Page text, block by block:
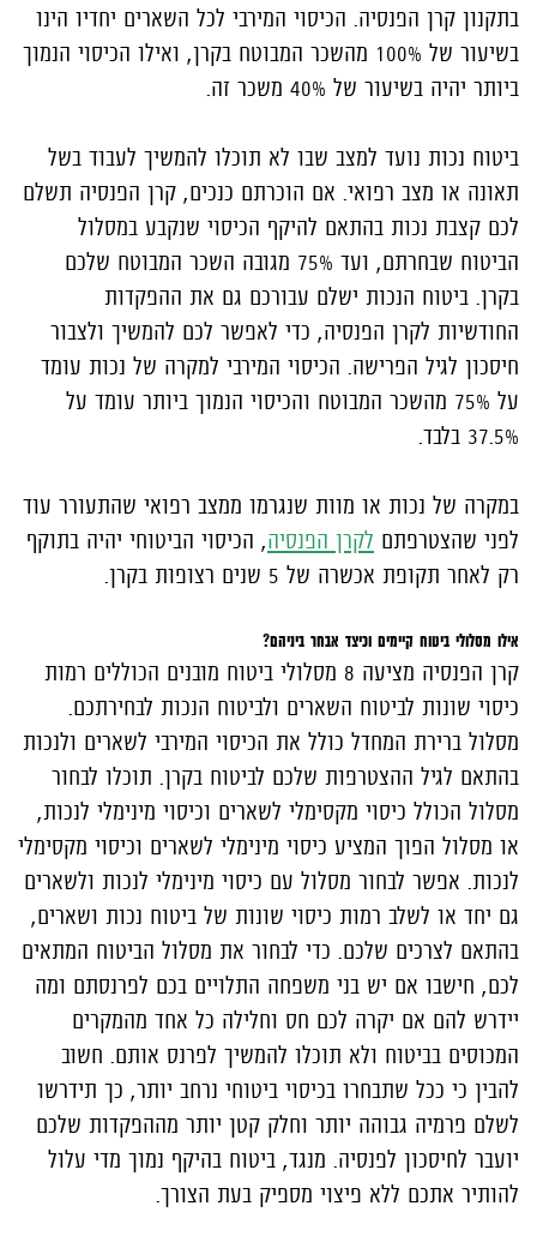
בתקנון קרן הפנסיה. הכיסוי המירבי לכל השארים יחדיו הינו
בשיעור של 100% מהשכר המבוטח בקרן, ואילו הכיסוי הנמוך
ביותר יהיה בשיעור של 40% משכר זה.
ביטוח נכות נועד למצב שבו לא תוכלו להמשיך לעבוד בשל
תאונה או מצב רפואי. אם הוכרתם כנכים, קרן הפנסיה תשלם
לכם קצבת נכות בהתאם להיקף הכיסוי שנקבע במסלול
הביטוח שבחרתם, ועד 75% מגובה השכר המבוטח שלכם
בקרן. ביטוח הנכות ישלם עבורכם גם את ההפקדות
החודשיות לקרן הפנסיה, כדי לאפשר לכם להמשיך ולצבור
חיסכון לגיל הפרישה. הכיסוי המירבי למקרה של נכות עומד
על 75% מהשכר המבוטח והכיסוי הנמוך ביותר עומד על
37.5% בלבד.
במקרה של נכות או מוות שנגרמו ממצב רפואי שהתעורר עוד
לפני שהצטרפתם לקרן הפנסיה, הכיסוי הביטוחי יהיה בתוקף
רק לאחר תקופת אכשרה של 5 שנים רצופות בקרן.
אילו מסלולי ביטוח קיימים וכיצד אבחר ביניהם?
קרן הפנסיה מציעה 8 מסלולי ביטוח מובנים הכוללים רמות
כיסוי שונות לביטוח השארים ולביטוח הנכות לבחירתכם.
מסלול ברירת המחדל כולל את הכיסוי המירבי לשארים ולנכות
בהתאם לגיל ההצטרפות שלכם לביטוח בקרן. תוכלו לבחור
מסלול הכולל כיסוי מקסימלי לשארים וכיסוי מינימלי לנכות,
או מסלול הפוך המציע כיסוי מינימלי לשארים וכיסוי מקסימלי
לנכות. אפשר לבחור מסלול עם כיסוי מינימלי לנכות ולשארים
גם יחד או לשלב רמות כיסוי שונות של ביטוח נכות ושארים,
בהתאם לצרכים שלכם. כדי לבחור את מסלול הביטוח המתאים
לכם, חישבו אם יש בני משפחה התלויים בכם לפרנסתם ומה
יידרש להם אם יקרה לכם חס וחלילה כל אחד מהמקרים
המכוסים בביטוח ולא תוכלו להמשיך לפרנס אותם. חשוב
להבין כי ככל שתבחרו בכיסוי ביטוחי נרחב יותר, כך תידרשו
לשלם פרמיה גבוהה יותר וחלק קטן יותר מההפקדות שלכם
יועבר לחיסכון לפנסיה. מנגד, ביטוח בהיקף נמוך מדי עלול
להותיר אתכם ללא פיצוי מספיק בעת הצורך.